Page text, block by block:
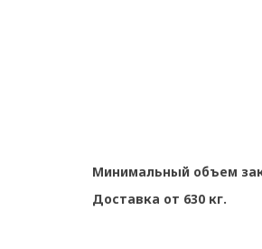
Минимальный объем
Доставка от 630 кг.